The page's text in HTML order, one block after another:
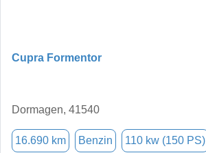
Cupra Formentor
Dormagen, 41540
16.690 km Benzin 110 kw (150 PS)